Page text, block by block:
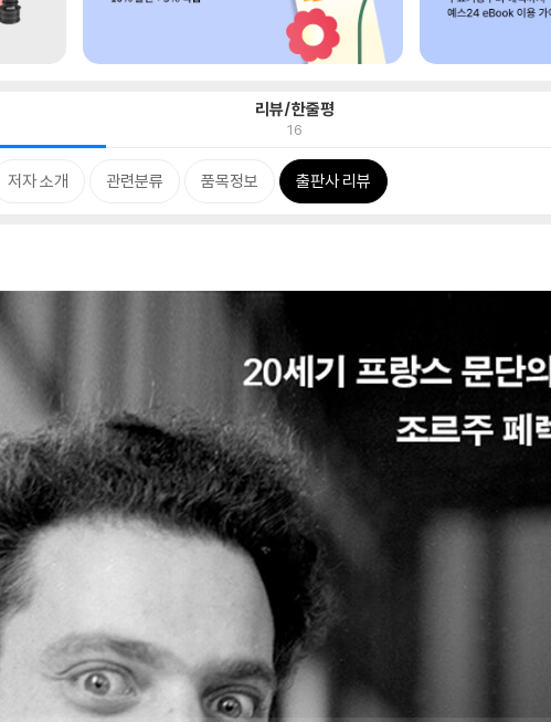
리뷰/한줄평
16
저자 소개 관련분류 품목정보 출판사 리뷰